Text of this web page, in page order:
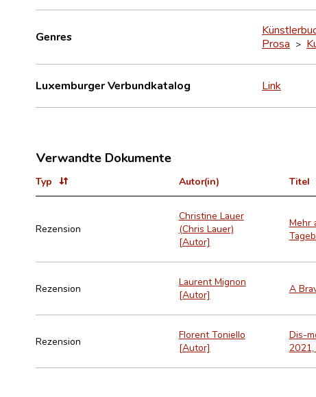
Genres
Prosa >
Luxemburger Verbundkatalog Link
Verwandte Dokumente
Typ Autor(in) Titel
Rezension
Christine Lauer
(Chris Lauer)
[Autor]
Mehr
Rezension
Laurent Mignon
[Autor]
A
Rezension
Florent Toniello
[Autor]
Dis-
2021,